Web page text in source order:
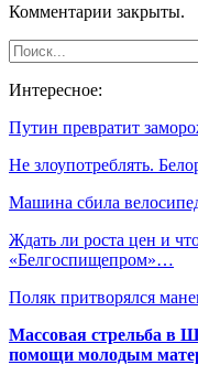
Комментарии закрыты.
Интересное:
Путин превратит
Не злоупотреблять.
Машина сбила
Ждать ли роста цен и
«Белгоспищепром»…
Поляк притворялся
Массовая стрельба в
помощи молодым